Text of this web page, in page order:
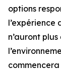
options
l’expérience
n’auront
commencera